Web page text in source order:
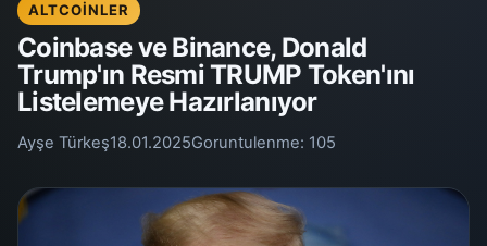
ALTCOINLER
Coinbase ve Binance, Donald
Trump'ın Resmi TRUMP Token'ını
Listelemeye Hazırlanıyor
Ayşe Türkeş18.01.2025Goruntulenme: 105